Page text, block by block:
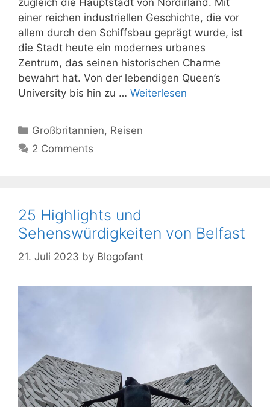
zugleich die Hauptstadt von Nordirland. Mit
einer reichen industriellen Geschichte, die vor
allem durch den Schiffsbau geprägt wurde, ist
die Stadt heute ein modernes urbanes
Zentrum, das seinen historischen Charme
bewahrt hat. Von der lebendigen Queen’s
University bis hin zu … Weiterlesen
Kategorien
Großbritannien, Reisen
2 Comments
25 Highlights und
Sehenswürdigkeiten von Belfast
21. Juli 2023 by Blogofant